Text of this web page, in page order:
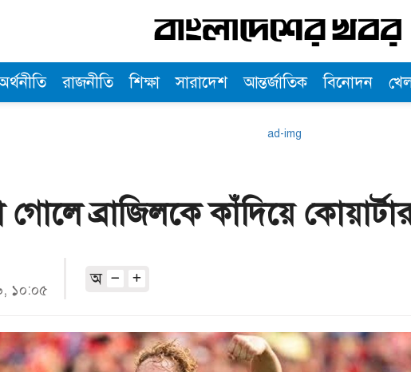
রাজনীতি শিক্ষা সারাদেশ আন্তর্জাতিক বিনোদন
ব্রাজিলকে কাঁদিয়ে
১০:০৫
অ